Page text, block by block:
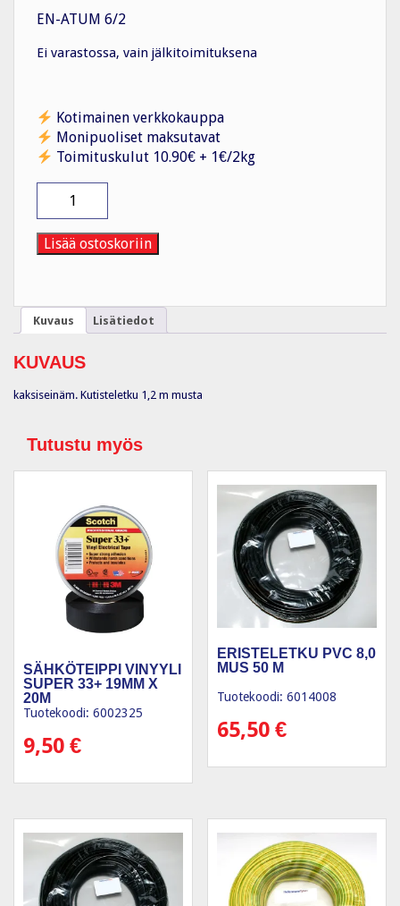
EN-ATUM 6/2
Ei varastossa, vain jälkitoimituksena
Kotimainen verkkokauppa
Monipuoliset maksutavat
Toimituskulut 10.90€ + 1€/2kg
ATUM
6/2
määrä
Lisää ostoskoriin
Kuvaus Lisätiedot
KUVAUS
kaksiseinäm. Kutisteletku 1,2 m musta
Tutustu myös
SÄHKÖTEIPPI VINYYLI
SUPER 33+ 19MM X
20M
Tuotekoodi: 6002325
9,50 €
ERISTELETKU PVC 8,0
MUS 50 M
Tuotekoodi: 6014008
65,50€